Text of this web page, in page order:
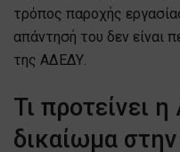
τρόπος παροχής
απάντησή του δεν είναι
της ΑΔΕΔΥ.
Τι προτείνει
δικαίωμα